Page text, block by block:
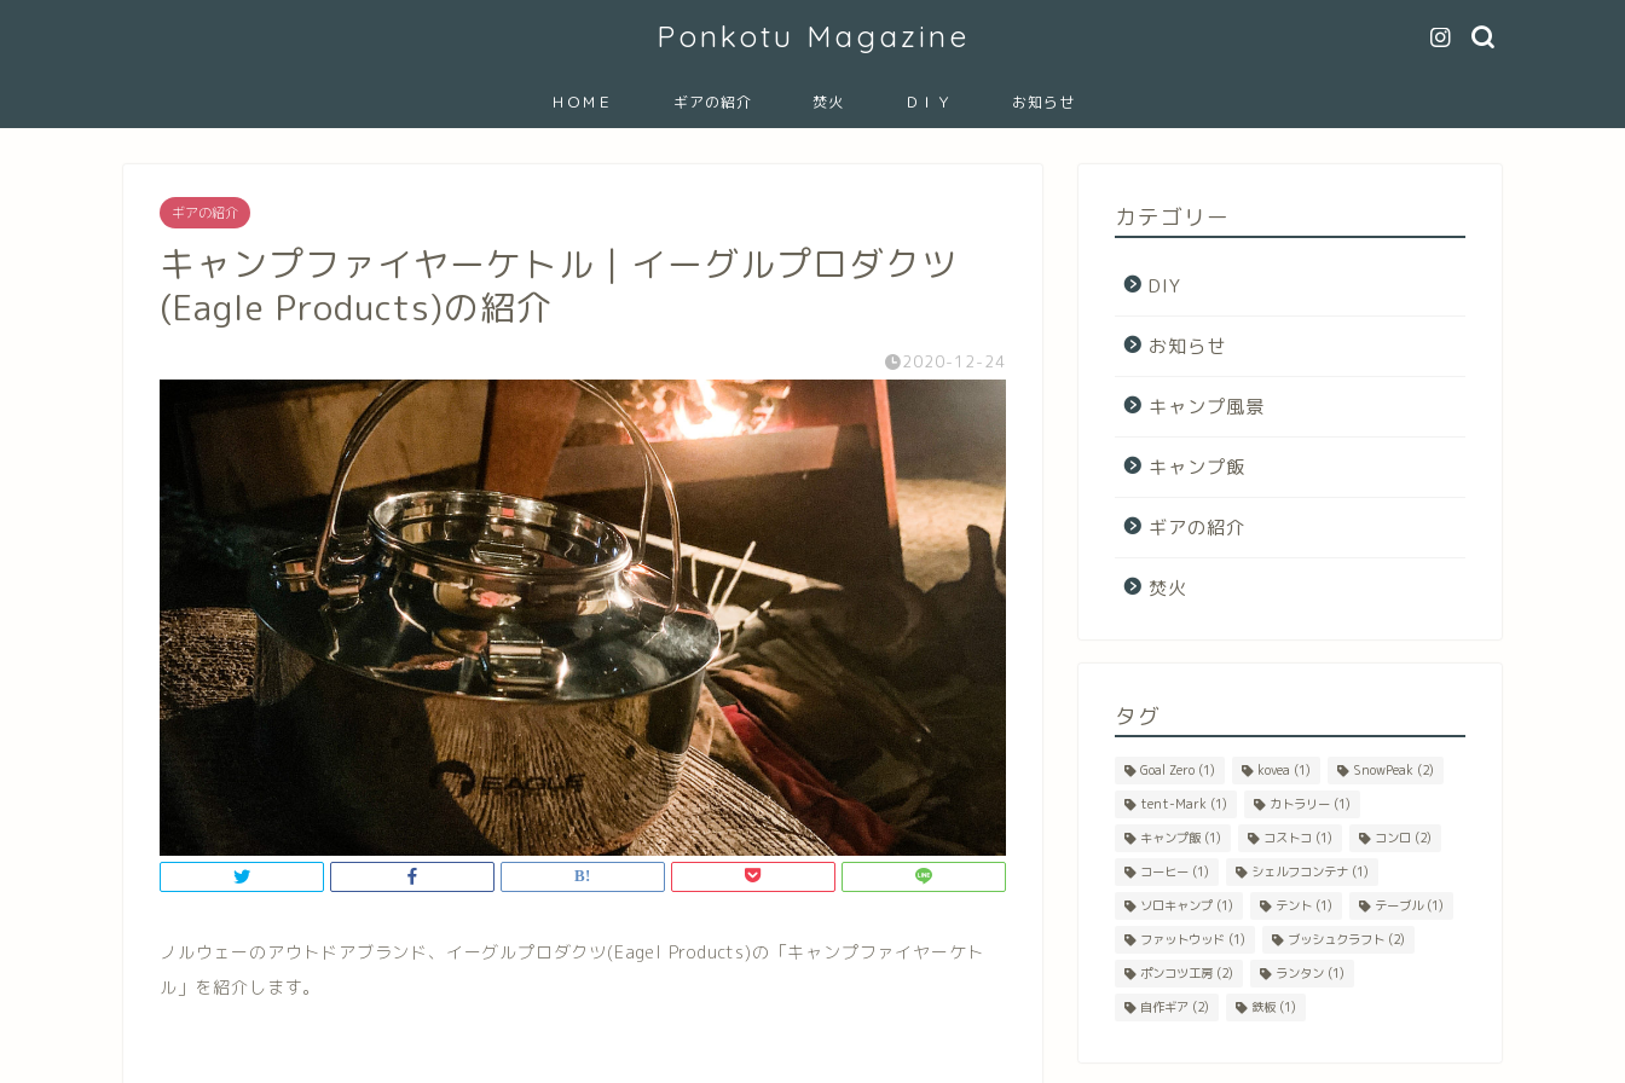
Ponkotu Magazine
ＨＯＭＥ ギアの紹介 焚火 ＤＩＹ お知らせ
ギアの紹介
キャンプファイヤーケトル｜イーグルプロダクツ
(Eagle Products)の紹介
2020-12-24
ノルウェーのアウトドアブランド、イーグルプロダクツ(Eagel Products)の「キャンプファイヤーケト
ル」を紹介します。
カテゴリー
DIY
お知らせ
キャンプ風景
キャンプ飯
ギアの紹介
焚火
タグ
Goal Zero(1) kovea (1) SnowPeak (2)
tent-Mark (1) カトラリー(1)
キャンプ飯(1) コストコ (1) コンロ (2)
コーヒー(1) シェルフコンテナ(1)
ソロキャンプ(1) テント(1) テーブル(1)
ファットウッド (1) ブッシュクラフト(2)
ポンコツ工房(2) ランタン(1)
自作ギア (2) 鉄板(1)